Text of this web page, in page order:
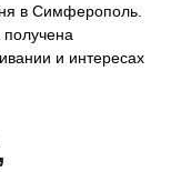
в Симферополь.
получена
и интересах